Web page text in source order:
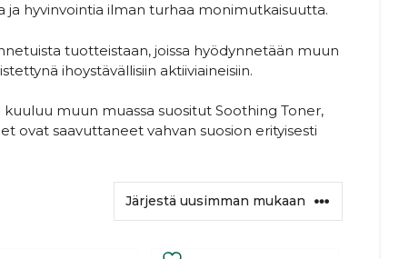
hyvinvointia ilman turhaa monimutkaisuutta.
tuotteistaan, joissa hyödynnetään muun
ihoystävällisiin aktiiviaineisiin.
kuuluu muun muassa suositut Soothing Toner,
ovat saavuttaneet vahvan suosion erityisesti